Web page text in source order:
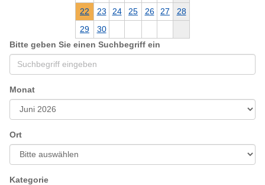
22
23 24 25 26 27
28
29
30
Bitte geben Sie einen Suchbegriff ein
Monat
Ort
Kategorie